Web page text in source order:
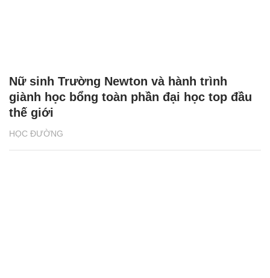
HỌC ĐƯỜNG
Nữ sinh Trường Newton và hành trình
giành học bổng toàn phần đại học top đầu
thế giới